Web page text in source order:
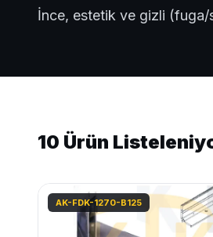
İnce, estetik ve gizli (fuga/
10 Ürün
AK-FDK-1270-B125